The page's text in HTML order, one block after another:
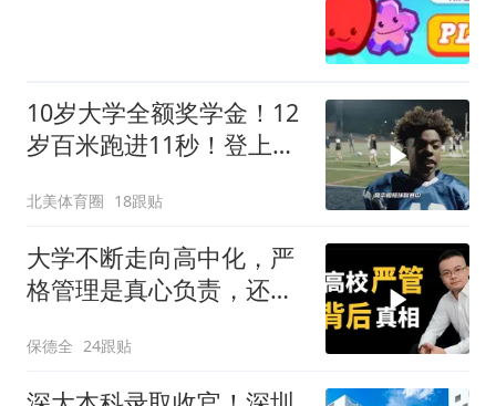
10岁大学全额奖学金！12
岁百米跑进11秒！登上超
怎样了？
北美体育圈 18跟贴
大学不断走向高中化，严
格管理是真心负责，还是
保德全 24跟贴